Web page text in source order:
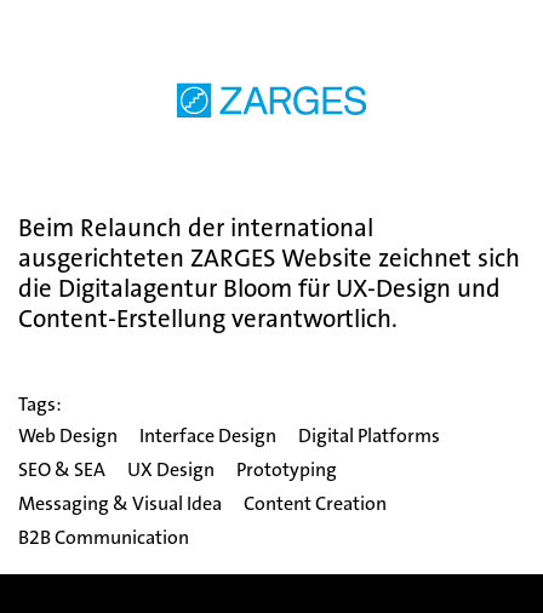
Beim Relaunch der international
ausgerichteten ZARGES Website zeichnet sich
die Digitalagentur Bloom für UX-Design und
Content-Erstellung verantwortlich.
Tags:
Web Design
Interface Design
Digital Platforms
SEO & SEA
UX Design
Prototyping
Messaging & Visual Idea
Content Creation
B2B Communication